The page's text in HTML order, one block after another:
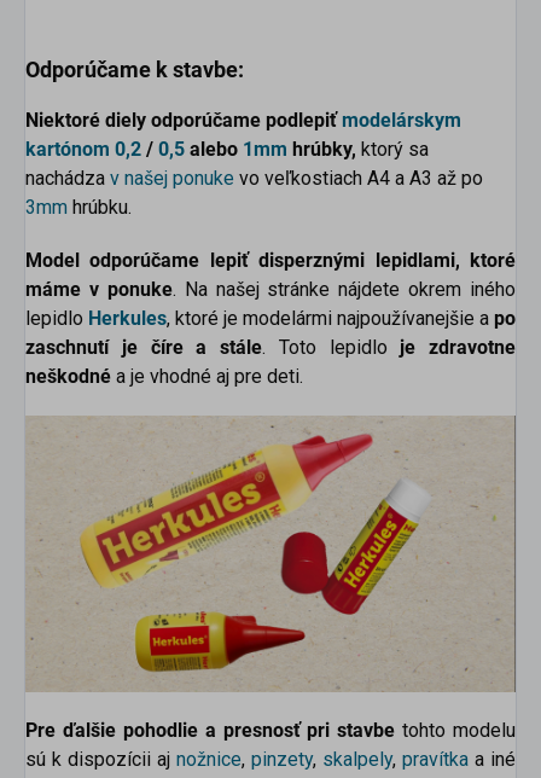
Odporúčame k stavbe:
Niektoré diely odporúčame podlepiť modelárskym
kartónom 0,2 / 0,5 alebo 1mm hrúbky, ktorý sa
nachádza v našej ponuke vo veľkostiach A4 a A3 až po
3mm hrúbku.
Model odporúčame lepiť disperznými lepidlami, ktoré
máme v ponuke. Na našej stránke nájdete okrem iného
lepidlo Herkules, ktoré je modelármi najpoužívanejšie a po
zaschnutí je číre a stále. Toto lepidlo je zdravotne
neškodné a je vhodné aj pre deti.
Pre ďalšie pohodlie a presnosť pri stavbe tohto modelu
sú k dispozícii aj nožnice, pinzety, skalpely, pravítka a iné